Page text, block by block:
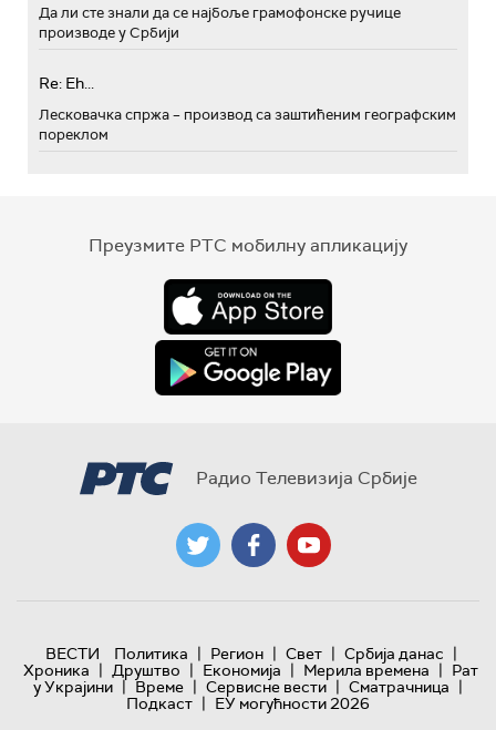
Да ли сте знали да се најбоље грамофонске ручице
производе у Србији
Re: Eh...
Лесковачка спржа – производ са заштићеним географским
пореклом
Преузмите РТС мобилну апликацију
Радио Телевизија Србије
ВЕСТИ Политика | Регион | Свет | Србија данас |
Хроника | Друштво | Економија | Мерила времена | Рат
у Украјини | Време | Сервисне вести | Сматрачница |
Подкаст | ЕУ могућности 2026